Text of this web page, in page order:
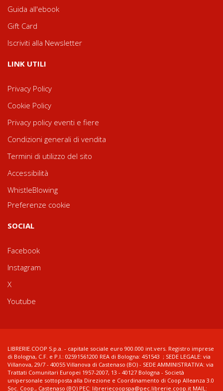
Guida all'ebook
Gift Card
Iscriviti alla Newsletter
LINK UTILI
Privacy Policy
Cookie Policy
Privacy policy eventi e fiere
Condizioni generali di vendita
Termini di utilizzo del sito
Accessibilità
WhistleBlowing
Preferenze cookie
SOCIAL
Facebook
Instagram
X
Youtube
LIBRERIE.COOP S.p.a. - capitale sociale euro 900.000 int.vers. Registro imprese
di Bologna, C.F. e P.I.: 02591561200 REA di Bologna: 451543 ; SEDE LEGALE: via
Villanova, 29/7 - 40055 Villanova di Castenaso (BO) - SEDE AMMINISTRATIVA: via
Trattati Comunitari Europei 1957-2007, 13 - 40127 Bologna - Società
unipersonale sottoposta alla Direzione e Coordinamento di Coop Alleanza 3.0
Soc. Coop., Castenaso (BO) PEC: libreriecoopspa@pec.librerie.coop.it MAIL: